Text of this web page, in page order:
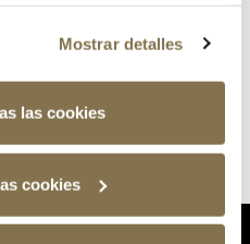
Mostrar detalles
las cookies
cookies